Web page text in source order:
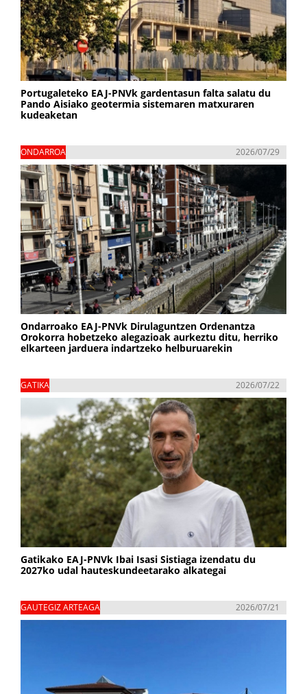
Portugaleteko EAJ-PNVk gardentasun falta salatu du
Pando Aisiako geotermia sistemaren matxuraren
kudeaketan
ONDARROA 2026/07/29
Ondarroako EAJ-PNVk Dirulaguntzen Ordenantza
Orokorra hobetzeko alegazioak aurkeztu ditu, herriko
elkarteen jarduera indartzeko helburuarekin
GATIKA 2026/07/22
Gatikako EAJ-PNVk Ibai Isasi Sistiaga izendatu du
2027ko udal hauteskundeetarako alkategai
GAUTEGIZ ARTEAGA 2026/07/21